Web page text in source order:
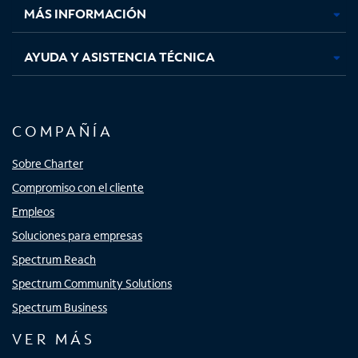
MÁS INFORMACIÓN
AYUDA Y ASISTENCIA TÉCNICA
COMPAÑÍA
Sobre Charter
Compromiso con el cliente
Empleos
Soluciones para empresas
Spectrum Reach
Spectrum Community Solutions
Spectrum Business
VER MÁS